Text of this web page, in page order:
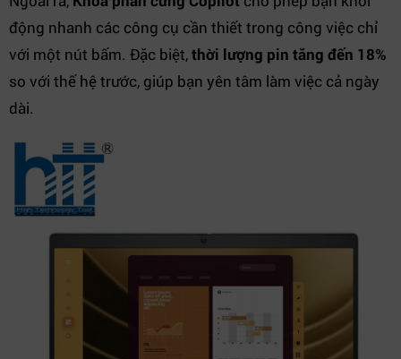
động nhanh các công cụ cần thiết trong công việc chỉ
với một nút bấm. Đặc biệt,thời lượng pin tăng đến 18%
so với thế hệ trước, giúp bạn yên tâm làm việc cả ngày
dài.